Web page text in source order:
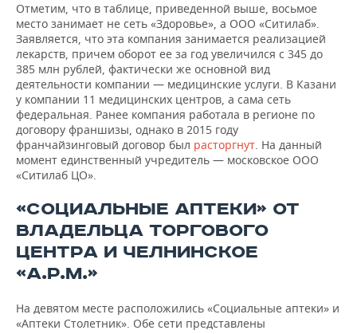
Отметим, что в таблице, приведенной выше, восьмое
место занимает не сеть «Здоровье», а ООО «Ситилаб».
Заявляется, что эта компания занимается реализацией
лекарств, причем оборот ее за год увеличился с 345 до
385 млн рублей, фактически же основной вид
деятельности компании — медицинские услуги. В Казани
у компании 11 медицинских центров, а сама сеть
федеральная. Ранее компания работала в регионе по
договору франшизы, однако в 2015 году
франчайзинговый договор был расторгнут. На данный
момент единственный учредитель — московское ООО
«Ситилаб ЦО».
«СОЦИАЛЬНЫЕ АПТЕКИ» ОТ
ВЛАДЕЛЬЦА ТОРГОВОГО
ЦЕНТРА И ЧЕЛНИНСКОЕ
«А.Р.М.»
На девятом месте расположились «Социальные аптеки» и
«Аптеки Столетник». Обе сети представлены